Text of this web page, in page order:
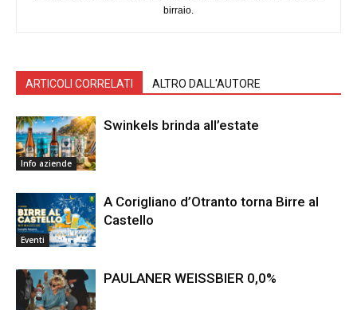
birraio.
ARTICOLI CORRELATI ALTRO DALL'AUTORE
Info aziende
Swinkels brinda all’estate
Eventi
A Corigliano d’Otranto torna Birre al
Castello
PAULANER WEISSBIER 0,0%